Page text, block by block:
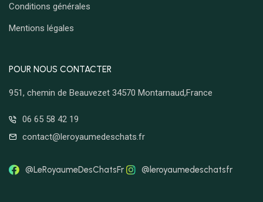
Conditions générales
Mentions légales
POUR NOUS CONTACTER
951, chemin de Beauvezet 34570 Montarnaud,France
06 65 58 42 19
contact@leroyaumedeschats.fr
@LeRoyaumeDesChatsFr @leroyaumedeschatsfr